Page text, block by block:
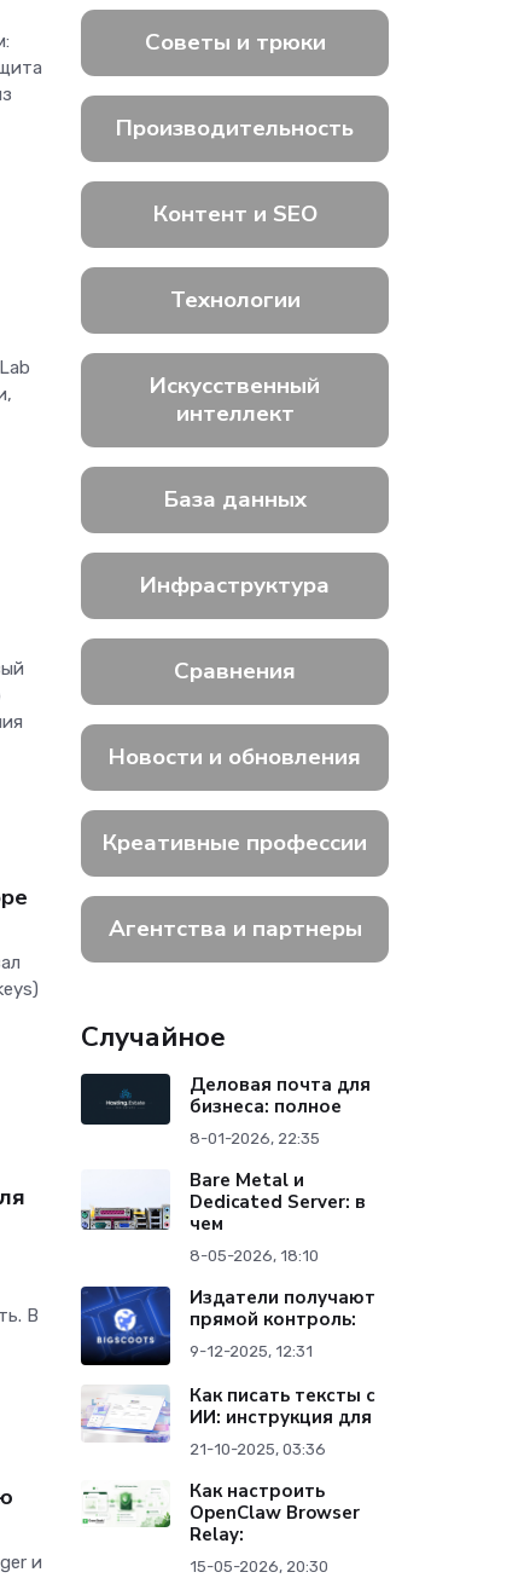
В
и
Советы и трюки
Производительность
Контент и SEO
Технологии
Искусственный
интеллект
База данных
Инфраструктура
Сравнения
Новости и обновления
Креативные профессии
Агентства и партнеры
Случайное
Деловая почта для
бизнеса: полное
8-01-2026, 22:35
Bare Metal и
Dedicated Server: в
чем
8-05-2026, 18:10
Издатели получают
прямой контроль:
9-12-2025, 12:31
Как писать тексты с
ИИ: инструкция для
21-10-2025, 03:36
Как настроить
OpenClaw Browser
Relay:
15-05-2026, 20:30